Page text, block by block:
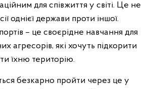
для співжиття у світі. Це не
однієї держави проти іншої.
– це своєрідне навчання для
агресорів, які хочуть підкорити
їхню територію.
безкарно пройти через це у